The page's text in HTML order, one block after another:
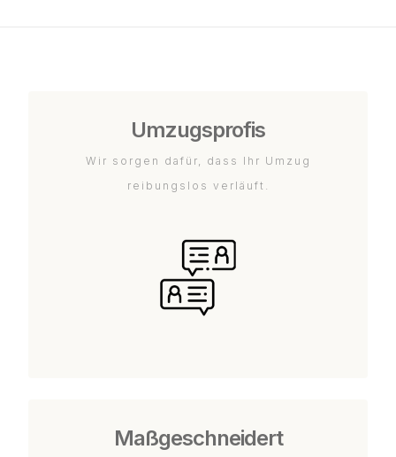
Umzugsprofis
Wir sorgen dafür, dass Ihr Umzug
reibungslos verläuft.
Maßgeschneidert